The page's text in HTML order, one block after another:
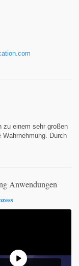
zu einem sehr großen
Wahrnehmung. Durch
Anwendungen